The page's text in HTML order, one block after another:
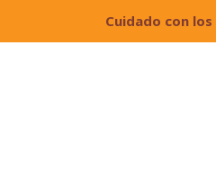
Cuidado con